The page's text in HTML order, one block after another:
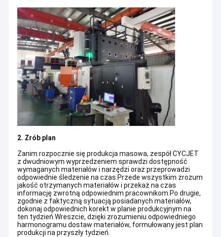
2. Zrób plan
Zanim rozpocznie się produkcja masowa, zespół CYCJET
z dwudniowym wyprzedzeniem sprawdzi dostępność
wymaganych materiałów i narzędzi oraz przeprowadzi
odpowiednie śledzenie na czas.Przede wszystkim zrozum
jakość otrzymanych materiałów i przekaż na czas
informację zwrotną odpowiednim pracownikom.Po drugie,
zgodnie z faktyczną sytuacją posiadanych materiałów,
dokonaj odpowiednich korekt w planie produkcyjnym na
ten tydzień.Wreszcie, dzięki zrozumieniu odpowiedniego
harmonogramu dostaw materiałów, formułowany jest plan
produkcji na przyszły tydzień.